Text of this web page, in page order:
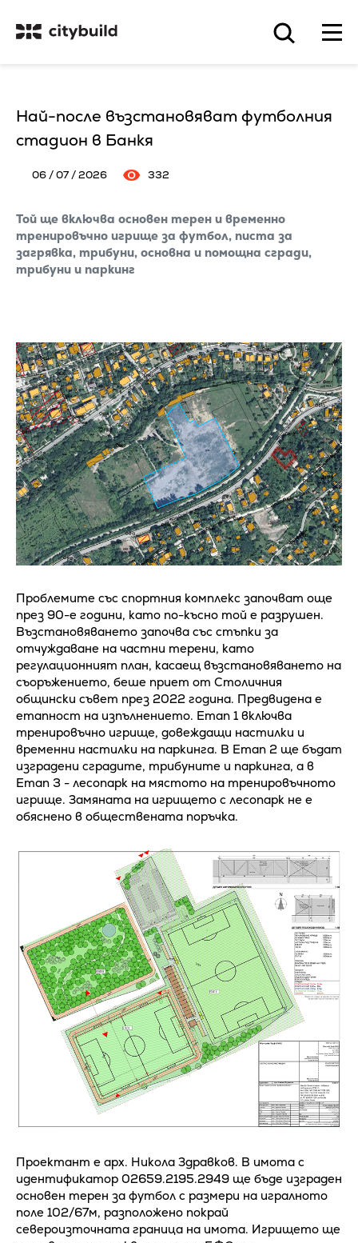
Най-после възстановяват футболния
стадион в Банкя
06 / 07 / 2026 332
Той ще включва основен терен и временно
тренировъчно игрище за футбол, писта за
загрявка, трибуни, основна и помощна сгради,
трибуни и паркинг
Проблемите със спортния комплекс започват още
през 90-е години, като по-късно той е разрушен.
Възстановяването започва със стъпки за
отчуждаване на частни терени, като
регулационният план, касаещ възстановяването на
съоръжението, беше приет от Столичния
общински съвет през 2022 година. Предвидена е
етапност на изпълнението. Етап 1 включва
тренировъчно игрище, довеждащи настилки и
временни настилки на паркинга. В Етап 2 ще бъдат
изградени сградите, трибуните и паркинга, а в
Етап 3 - лесопарк на мястото на тренировъчното
игрище. Замяната на игрището с лесопарк не е
обяснено в обществената поръчка.
Проектант е арх. Никола Здравков. В имота с
идентификатор 02659.2195.2949 ще бъде изграден
основен терен за футбол с размери на игралното
поле 102/67м, разположено покрай
североизточната граница на имота. Игрището ще